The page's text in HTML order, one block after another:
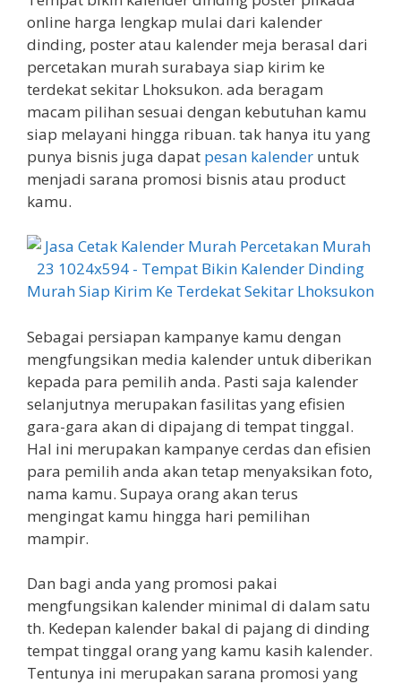
online harga lengkap mulai dari kalender
dinding, poster atau kalender meja berasal dari
percetakan murah surabaya siap kirim ke
terdekat sekitar Lhoksukon. ada beragam
macam pilihan sesuai dengan kebutuhan kamu
siap melayani hingga ribuan. tak hanya itu yang
punya bisnis juga dapat pesan kalender untuk
menjadi sarana promosi bisnis atau product
kamu.
Sebagai persiapan kampanye kamu dengan
mengfungsikan media kalender untuk diberikan
kepada para pemilih anda. Pasti saja kalender
selanjutnya merupakan fasilitas yang efisien
gara-gara akan di dipajang di tempat tinggal.
Hal ini merupakan kampanye cerdas dan efisien
para pemilih anda akan tetap menyaksikan foto,
nama kamu. Supaya orang akan terus
mengingat kamu hingga hari pemilihan
mampir.
Dan bagi anda yang promosi pakai
mengfungsikan kalender minimal di dalam satu
th. Kedepan kalender bakal di pajang di dinding
tempat tinggal orang yang kamu kasih kalender.
Tentunya ini merupakan sarana promosi yang